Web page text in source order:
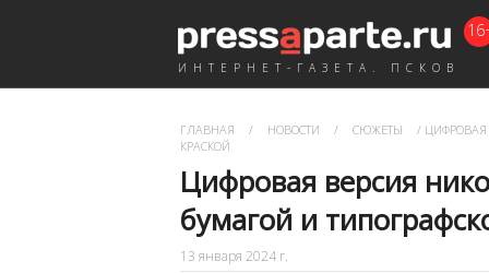
ИНТЕРНЕТ-ГАЗЕТА. ПСКОВ
ГЛАВНАЯ / НОВОСТИ / СЮЖЕТЫ / ЦИФРОВАЯ
КРАСКОЙ
Цифровая версия
бумагой и
13 января 2024 г.